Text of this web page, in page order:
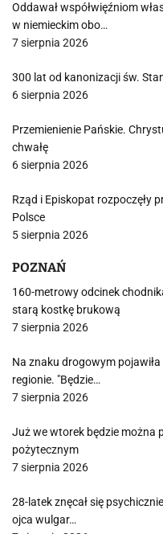
Oddawał współwięźniom
w niemieckim obo…
7 sierpnia 2026
300 lat od kanonizacji św.
6 sierpnia 2026
Przemienienie Pańskie.
chwałę
6 sierpnia 2026
Rząd i Episkopat rozpoczęły
Polsce
5 sierpnia 2026
POZNAŃ
160-metrowy odcinek
starą kostkę brukową
7 sierpnia 2026
Na znaku drogowym
regionie. "Będzie…
7 sierpnia 2026
Już we wtorek będzie można
pożytecznym
7 sierpnia 2026
28-latek znęcał się
ojca wulgar…